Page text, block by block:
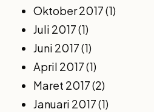
Oktober 2017(1)
Juli 2017(1)
Juni 2017(1)
April 2017(1)
Maret 2017(2)
Januari 2017(1)